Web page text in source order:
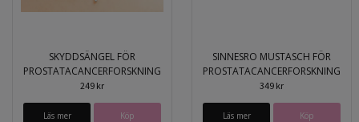
SKYDDSÄNGEL FÖR
PROSTATACANCERFORSKNING
249 kr
Läs mer Köp
SINNESRO MUSTASCH FÖR
PROSTATACANCERFORSKNING
349 kr
Läs mer Köp